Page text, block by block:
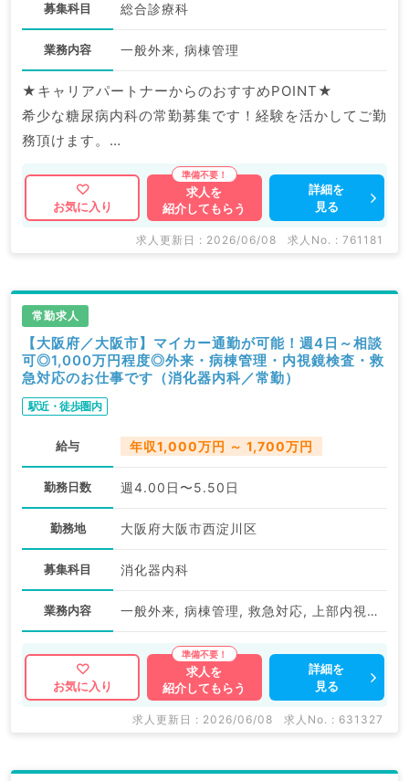
募集科目 総合診療科
業務内容 一般外来, 病棟管理
★キャリアパートナーからのおすすめPOINT★
希少な糖尿病内科の常勤募集です！経験を活かしてご勤
務頂けます。
最寄り駅より徒歩すぐ◎通勤も大変便利です♪
マイナビDOCTORでは病院やクリニックなどの医療機
関求人はもちろんのこと、
ます。
求人内容の詳細等はお気軽にお問合せ下さい。
お気に入り
求人を
紹介してもらう
詳細を
見る
求人更新日 : 2026/06/08 求人No. : 761181
常勤求人
【大阪府／大阪市】マイカー通勤が可能！週4日～相談
可◎1,000万円程度◎外来・病棟管理・内視鏡検査・救
急対応のお仕事です（消化器内科／常勤）
駅近・徒歩圏内
給与 年収1,000万円 ～ 1,700万円
勤務日数 週4.00日〜5.50日
勤務地 大阪府大阪市西淀川区
募集科目 消化器内科
業務内容 一般外来, 病棟管理, 救急対応, 上部内視鏡検査（ＧＦ）, 下部内視鏡検査（ＣＦ）
お気に入り
求人を
紹介してもらう
詳細を
見る
求人更新日 : 2026/06/08 求人No. : 631327